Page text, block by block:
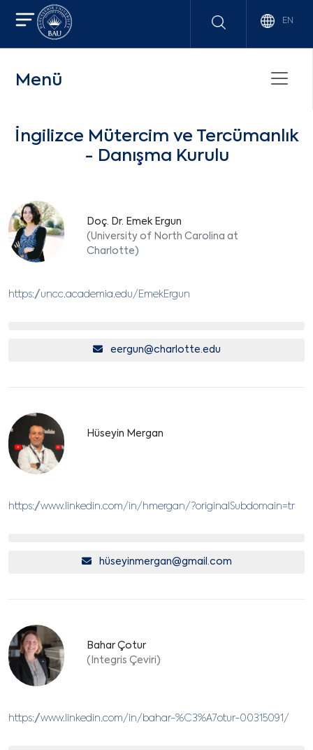
EN
Menü
İngilizce Mütercim ve Tercümanlık
- Danışma Kurulu
Doç. Dr. Emek Ergun
(University of North Carolina at
Charlotte)
https://uncc.academia.edu/EmekErgun
eergun@charlotte.edu
Hüseyin Mergan
https://www.linkedin.com/in/hmergan/?originalSubdomain=tr
hüseyinmergan@gmail.com
Bahar Çotur
(Integris Çeviri)
https://www.linkedin.com/in/bahar-%C3%A7otur-00315091/